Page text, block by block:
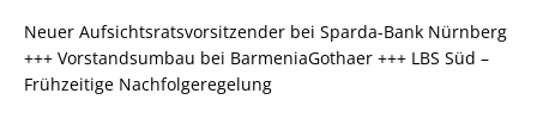
Neuer Aufsichtsratsvorsitzender bei Sparda-Bank Nürnberg
+++ Vorstandsumbau bei BarmeniaGothaer +++ LBS Süd –
Frühzeitige Nachfolgeregelung